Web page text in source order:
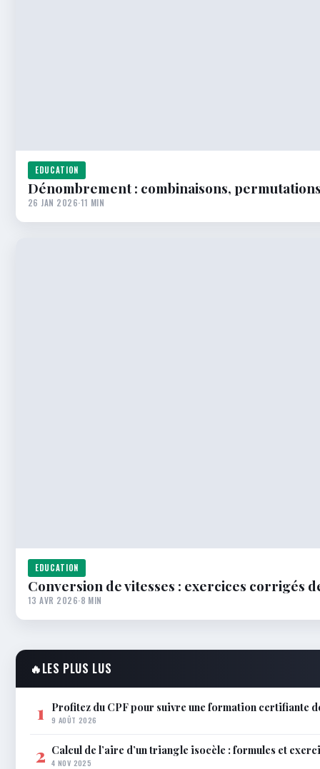
EDUCATION
Dénombrement : combinaisons,
26 JAN 2026·11 MIN
EDUCATION
Conversion de vitesses : exercices corrigés
13 AVR 2026·8 MIN
🔥LES PLUS LUS
1 Profitez du CPF pour suivre une formation certifiante
9 AOÛT 2026
2 Calcul de l’aire d’un triangle isocèle : formules et
4 NOV 2025